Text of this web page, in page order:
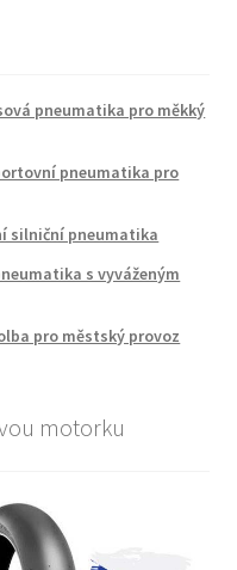
pneumatika pro měkký
pneumatika pro
silniční pneumatika
s vyváženým
pro městský provoz
motorku